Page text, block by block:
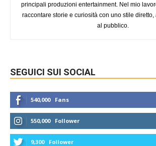
principali produzioni entertainment. Nel mio
raccontare storie e curiosità con uno stile
al pubblico.
SEGUICI SUI SOCIAL
540,000 Fans
550,000 Follower
9,300 Follower